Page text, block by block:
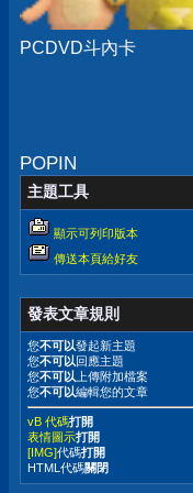
PCDVD斗內卡
POPIN
主題工具
顯示可列印版本
傳送本頁給好友
發表文章規則
您不可以發起新主題
您不可以回應主題
您不可以 上傳附加檔案
您不可以編輯您的文章
vB 代碼打開
表情圖示打開
[IMG]代碼打開
HTML代碼關閉